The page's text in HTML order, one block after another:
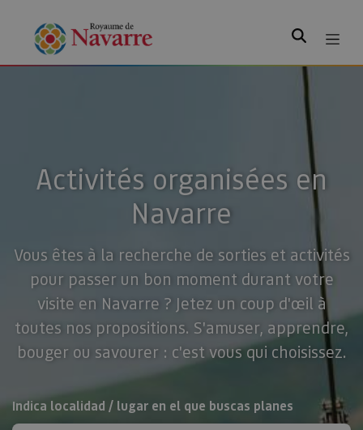
Rechercher
Activités organisées en
Navarre
Vous êtes à la recherche de sorties et activités
pour passer un bon moment durant votre
visite en Navarre ? Jetez un coup d'œil à
toutes nos propositions. S'amuser, apprendre,
bouger ou savourer : c'est vous qui choisissez.
Rechercher
Indica localidad / lugar en el que buscas planes